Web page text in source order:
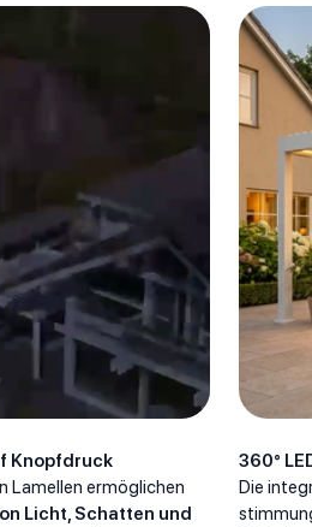
Knopfdruck
Lamellen ermöglichen
Licht, Schatten und
360°
Die